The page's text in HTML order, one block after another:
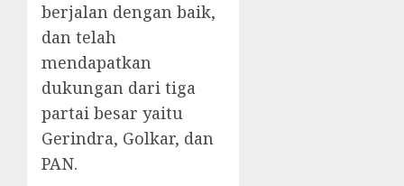
berjalan dengan baik,
dan telah
mendapatkan
dukungan dari tiga
partai besar yaitu
Gerindra, Golkar, dan
PAN.